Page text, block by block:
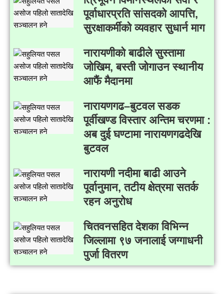
पूर्वाधारप्रति सांसदको आपत्ति,
सुरक्षाकर्मीको व्यवहार सुधार्न माग
नारायणीको बाढीले सुस्तामा
जोखिम, बस्ती जोगाउन स्थानीय
आफैं मैदानमा
नारायणगढ–बुटवल सडक
पूर्वीखण्ड विस्तार अन्तिम चरणमा :
अब दुई घण्टामा नारायणगढदेखि
बुटवल
नारायणी नदीमा बाढी आउने
पूर्वानुमान, तटीय क्षेत्रमा सतर्क
रहन अनुरोध
चितवनसहित देशका विभिन्न
जिल्लामा ९७ जनालाई जग्गाधनी
पुर्जा वितरण